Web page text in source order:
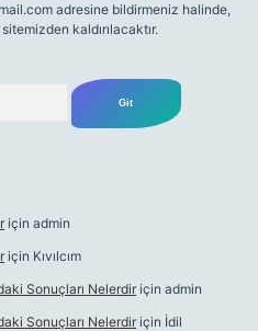
adresine bildirmeniz halinde,
kaldırılacaktır.
için admin
için Kıvılcım
Sonuçları Nelerdir için admin
Sonuçları Nelerdir için İdil